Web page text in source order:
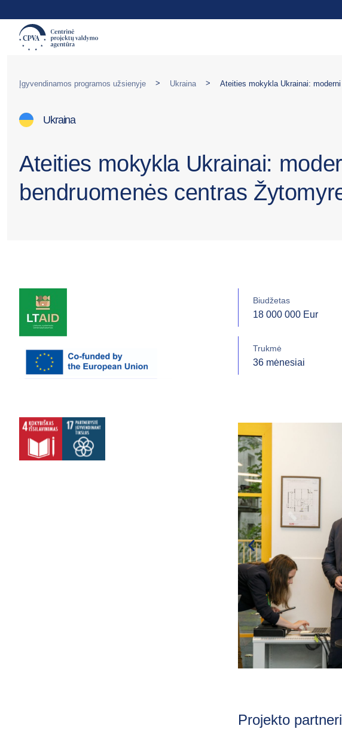
Įgyvendinamos programos užsienyje > Ukraina >
Ukraina
Ateities mokykla Ukrainai:
bendruomenės centras
Biudžetas
18 000 000 Eur
Trukmė
36 mėnesiai
Projekto